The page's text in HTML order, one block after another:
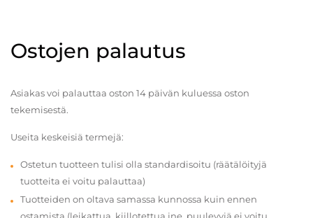
Ostojen palautus
Asiakas voi palauttaa oston 14 päivän kuluessa oston
tekemisestä.
Useita keskeisiä termejä:
Ostetun tuotteen tulisi olla standardisoitu (räätälöityjä
tuotteita ei voitu palauttaa)
Tuotteiden on oltava samassa kunnossa kuin ennen